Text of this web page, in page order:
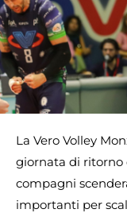
La Vero Volley
giornata di ritorno
compagni
importanti per